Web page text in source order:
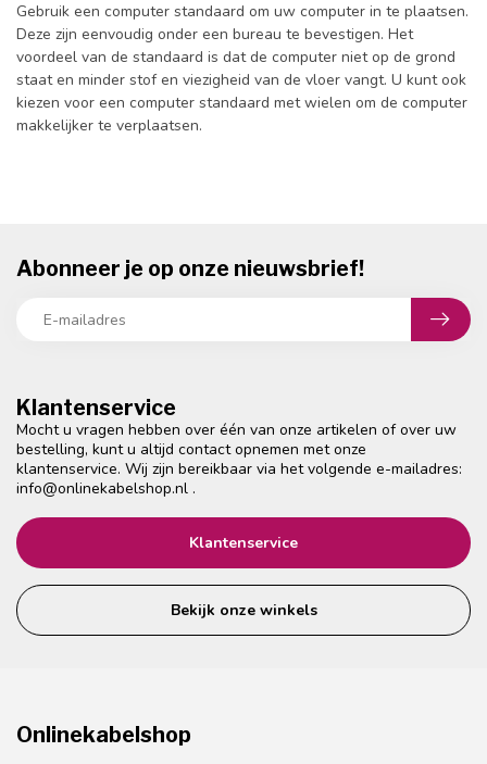
Gebruik een computer standaard om uw computer in te plaatsen.
Deze zijn eenvoudig onder een bureau te bevestigen. Het
voordeel van de standaard is dat de computer niet op de grond
staat en minder stof en viezigheid van de vloer vangt. U kunt ook
kiezen voor een computer standaard met wielen om de computer
makkelijker te verplaatsen.
Klantenservice
Mocht u vragen hebben over één van onze artikelen of over uw
bestelling, kunt u altijd contact opnemen met onze
klantenservice. Wij zijn bereikbaar via het volgende e-mailadres:
info@onlinekabelshop.nl .
Klantenservice
Bekijk onze winkels
Abonneer je op onze nieuwsbrief!
Onlinekabelshop